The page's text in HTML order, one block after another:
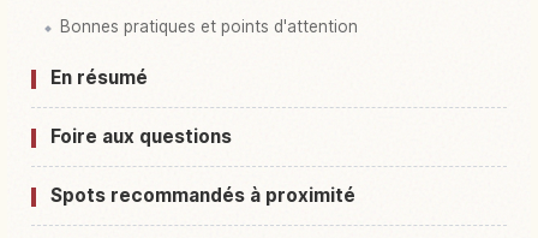
Bonnes pratiques et points d'attention
En résumé
Foire aux questions
Spots recommandés à proximité